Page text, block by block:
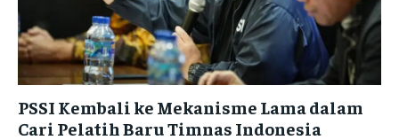
PSSI Kembali ke Mekanisme Lama dalam
Cari Pelatih Baru Timnas Indonesia